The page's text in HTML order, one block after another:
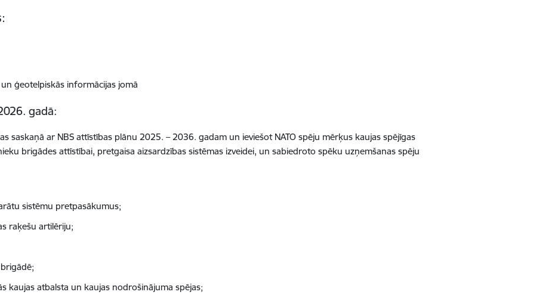
ģeotelpiskās informācijas jomā
gadā:
saskaņā ar NBS attīstības plānu 2025. – 2036. gadam un ieviešot NATO spēju mērķus kaujas spējīgas
brigādes attīstībai, pretgaisa aizsardzības sistēmas izveidei, un sabiedroto spēku uzņemšanas spēju
sistēmu pretpasākumus;
raķešu artilēriju;
kaujas atbalsta un kaujas nodrošinājuma spējas;